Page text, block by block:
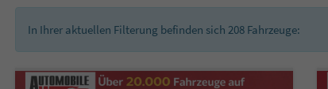
In Ihrer aktuellen Filterung befinden sich 208Fahrzeuge: